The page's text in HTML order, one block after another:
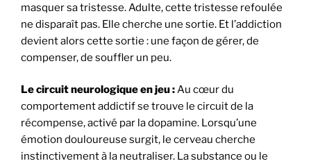
masquer sa tristesse. Adulte, cette tristesse refoulée
ne disparaît pas. Elle cherche une sortie. Et l’addiction
devient alors cette sortie : une façon de gérer, de
compenser, de souffler un peu.
Le circuit neurologique en jeu :Au cœur du
comportement addictif se trouve le circuit de la
récompense, activé par la dopamine. Lorsqu’une
émotion douloureuse surgit, le cerveau cherche
instinctivement à la neutraliser. La substance ou le